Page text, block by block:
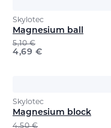
Skylotec
Magnesium ball
5,10€
4,69 €
Skylotec
Magnesium block
4,50€